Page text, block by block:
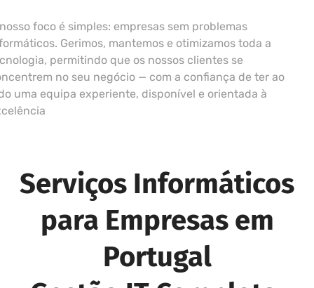
foco é simples: empresas sem problemas
Gerimos, mantemos e otimizamos toda a
permitindo que os nossos clientes se
no seu negócio — com a confiança de ter ao
uma equipa experiente, disponível e orientada à
Serviços Informáticos
para Empresas em
Portugal